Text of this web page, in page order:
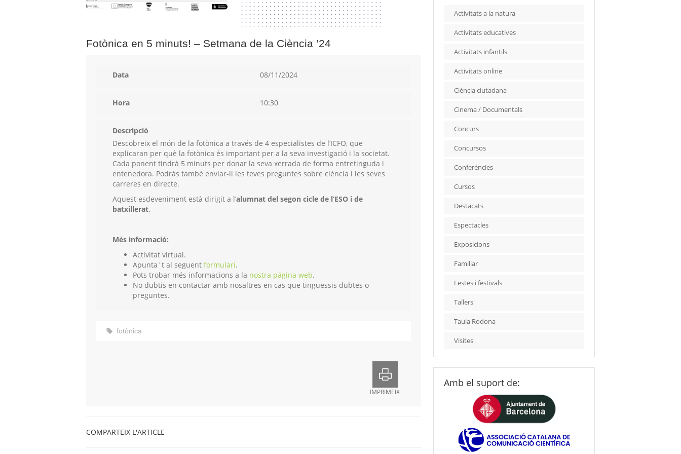
Fotònica en 5 minuts! – Setmana de la Ciència ’24
Data 08/11/2024
Hora 10:30
Descripció
Descobreix el món de la fotònica a través de 4 especialistes de l’ICFO, que
explicaran per què la fotònica és important per a la seva investigació i la societat.
Cada ponent tindrà 5 minuts per donar la seva xerrada de forma entretinguda i
entenedora. Podràs també enviar-li les teves preguntes sobre ciència i les seves
carreres en directe.
Aquest esdeveniment està dirigit a l’alumnat del segon cicle de l’ESO i de
batxillerat.
Més informació:
Activitat virtual.
Apunta´t al seguent formulari.
Pots trobar més informacions a la nostra página web.
No dubtis en contactar amb nosaltres en cas que tinguessis dubtes o
preguntes.
fotònica
IMPRIMEIX
COMPARTEIX L'ARTICLE
Activitats a la natura
Activitats educatives
Activitats infantils
Activitats online
Ciència ciutadana
Cinema / Documentals
Concurs
Concursos
Conferències
Cursos
Destacats
Espectacles
Exposicions
Familiar
Festes i festivals
Tallers
Taula Rodona
Visites
Amb el suport de: